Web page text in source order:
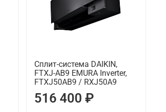
Сплит-система DAIKIN,
FTXJ-AB9 EMURA Inverter,
FTXJ50AB9 / RXJ50A9
516 400 ₽